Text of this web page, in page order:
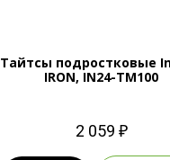
Тайтсы подростковые
IRON, IN24-TM100
2 059 ₽